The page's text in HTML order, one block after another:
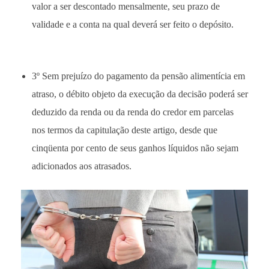
valor a ser descontado mensalmente, seu prazo de
validade e a conta na qual deverá ser feito o depósito.
3º Sem prejuízo do pagamento da pensão alimentícia em
atraso, o débito objeto da execução da decisão poderá ser
deduzido da renda ou da renda do credor em parcelas
nos termos da capitulação deste artigo, desde que
cinqüenta por cento de seus ganhos líquidos não sejam
adicionados aos atrasados.